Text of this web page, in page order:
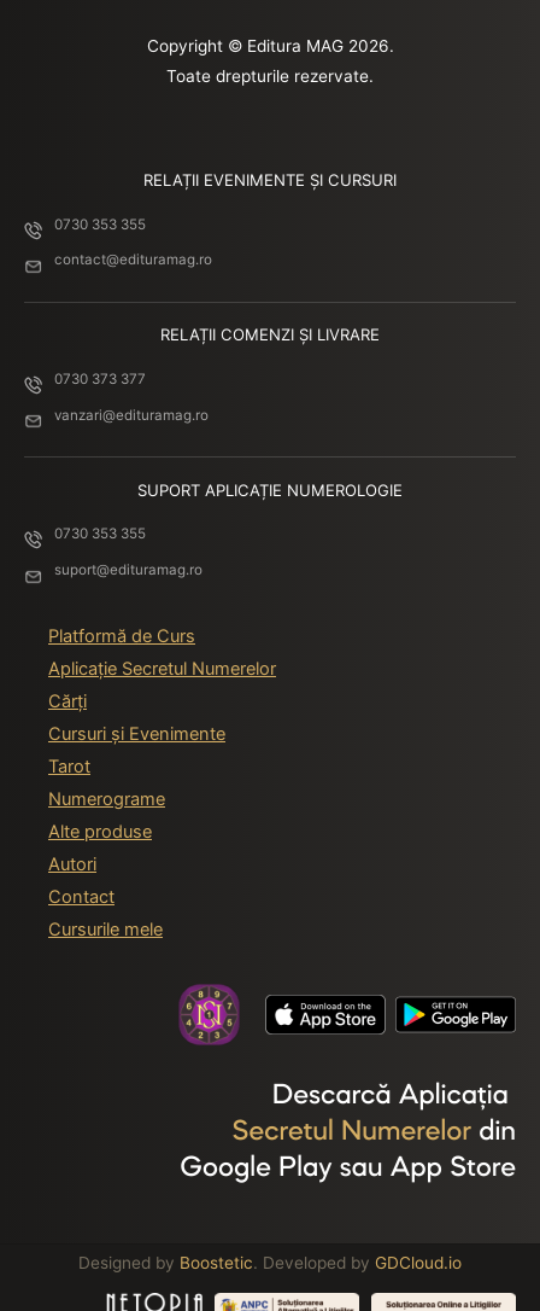
Copyright © Editura MAG 2026.
Toate drepturile rezervate.
RELAȚII EVENIMENTE ȘI CURSURI
0730 353 355
contact@edituramag.ro
RELAȚII COMENZI ȘI LIVRARE
0730 373 377
vanzari@edituramag.ro
SUPORT APLICAȚIE NUMEROLOGIE
0730 353 355
suport@edituramag.ro
Platformă de Curs
Aplicație Secretul Numerelor
Cărți
Cursuri și Evenimente
Tarot
Numerograme
Alte produse
Autori
Contact
Cursurile mele
Designed by Boostetic. Developed by GDCloud.io